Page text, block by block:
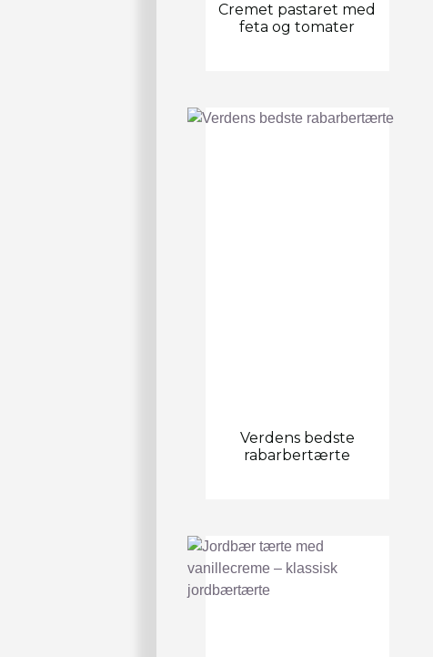
Cremet pastaret med
feta og tomater
Verdens bedste
rabarbertærte